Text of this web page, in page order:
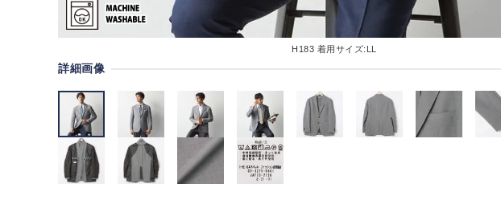
H183 着用サイズ:LL
詳細画像